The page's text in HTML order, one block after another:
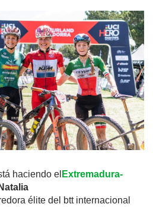
haciendo el Extremadura-
Natalia
élite del btt internacional